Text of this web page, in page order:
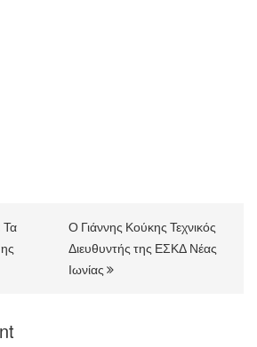
Τα
Ο Γιάννης Κούκης Τεχνικός
Διευθυντής της ΕΣΚΔ Νέας
Ιωνίας